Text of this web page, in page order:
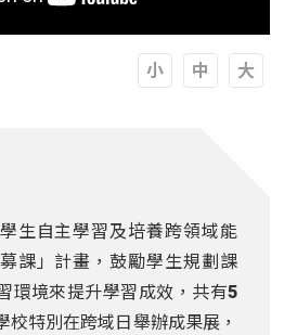
生自主學習及培養跨領域能
課」計畫，鼓勵學生規劃課
環境來提升學習成效，共有5
校特別在跨域日舉辦成果展，